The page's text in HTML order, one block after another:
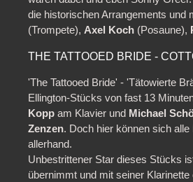
die historischen Arrangements und
(Trompete), Axel Koch (Posaune),
THE TATTOOED BRIDE -
'The Tattooed Bride' - 'Tätowierte
Ellington-Stücks von fast 13
Kopp am Klavier und Michael
Zenzen. Doch hier können sich
allerhand.
Unbestrittener Star dieses Stücks
übernimmt und mit seiner